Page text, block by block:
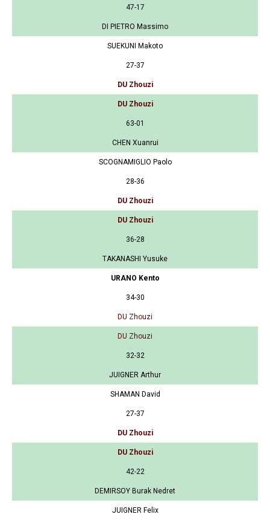
47-17
DI PIETRO Massimo
SUEKUNI Makoto
27-37
DU Zhouzi
DU Zhouzi
63-01
CHEN Xuanrui
SCOGNAMIGLIO Paolo
28-36
DU Zhouzi
DU Zhouzi
36-28
TAKANASHI Yusuke
URANO Kento
34-30
DU Zhouzi
DU Zhouzi
32-32
JUIGNER Arthur
SHAMAN David
27-37
DU Zhouzi
DU Zhouzi
42-22
DEMIRSOY Burak Nedret
JUIGNER Felix